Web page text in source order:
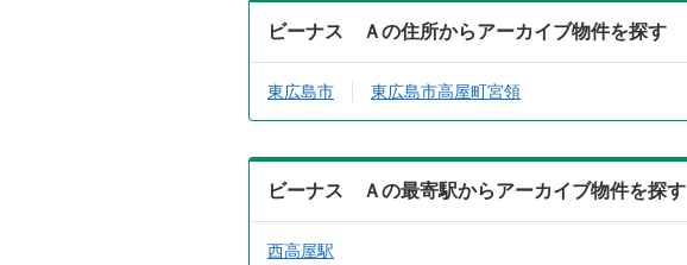
ビーナス Ａの住所からアーカイブ物件を探す
東広島市 東広島市高屋町宮領
ビーナス Ａの最寄駅からアーカイブ物件を探す
西高屋駅